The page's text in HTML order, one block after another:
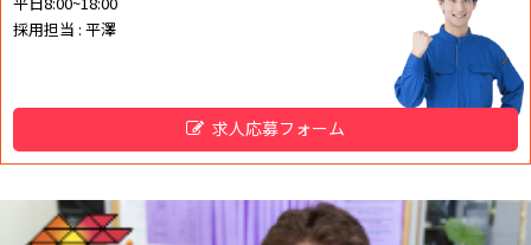
採用担当 : 平澤
求人応募フォーム